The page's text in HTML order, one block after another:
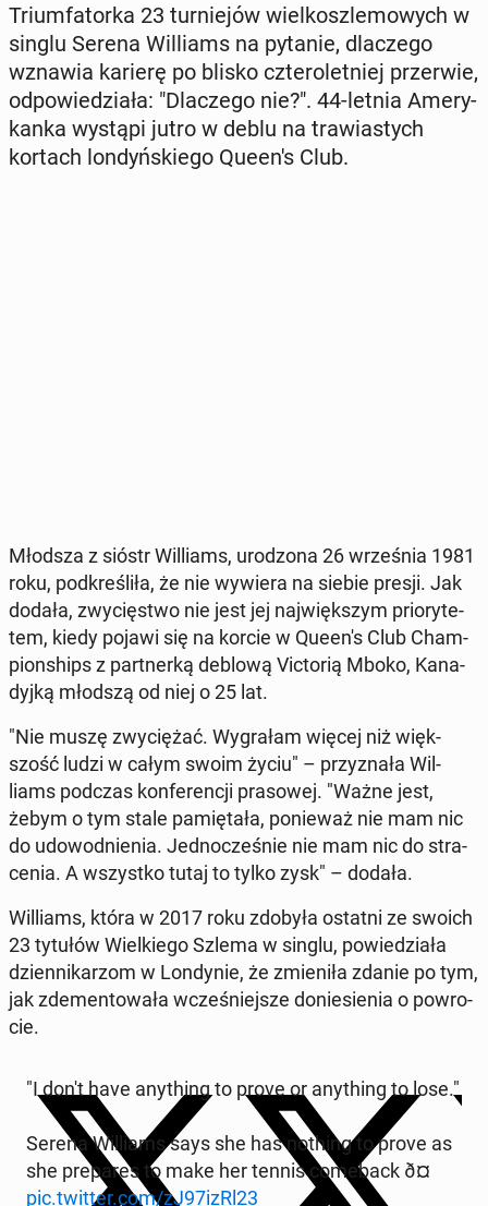
Trium­fa­tor­ka 23 tur­nie­jów wiel­kosz­le­mo­wych w
singlu Serena Wil­liams na pytanie, dla­cze­go
wznawia karierę po blisko czte­ro­let­niej prze­rwie,
od­po­wie­dzia­ła: "Dla­cze­go nie?". 44-letnia Ame­ry­
kan­ka wystąpi jutro w deblu na tra­wia­stych
kortach lon­dyń­skie­go Queen's Club.
Młodsza z sióstr Wil­liams, uro­dzo­na 26 wrze­śnia 1981
roku, pod­kre­śli­ła, że nie wywiera na siebie presji. Jak
dodała, zwy­cię­stwo nie jest jej naj­więk­szym prio­ry­te­
tem, kiedy pojawi się na korcie w Queen's Club Cham­
pion­ships z part­ner­ką deblową Vic­to­rią Mboko, Ka­na­
dyj­ką młodszą od niej o 25 lat.
"Nie muszę zwy­cię­żać. Wy­gra­łam więcej niż więk­
szość ludzi w całym swoim życiu" – przy­zna­ła Wil­
liams podczas kon­fe­ren­cji pra­so­wej. "Ważne jest,
żebym o tym stale pa­mię­ta­ła, po­nie­waż nie mam nic
do udo­wod­nie­nia. Jed­no­cze­śnie nie mam nic do stra­
ce­nia. A wszyst­ko tutaj to tylko zysk" – dodała.
Wil­liams, która w 2017 roku zdobyła ostatni ze swoich
23 tytułów Wiel­kie­go Szlema w singlu, po­wie­dzia­ła
dzien­ni­ka­rzom w Lon­dy­nie, że zmie­ni­ła zdanie po tym,
jak zde­men­to­wa­ła wcze­śniej­sze do­nie­sie­nia o po­wro­
cie.
"I don't have any­thing to prove or any­thing to lose."
Serena Wil­liams says she has nothing to prove as
she pre­pa­res to make her tennis co­me­back ð¤
pic.twitter.com/zJ97izRl23